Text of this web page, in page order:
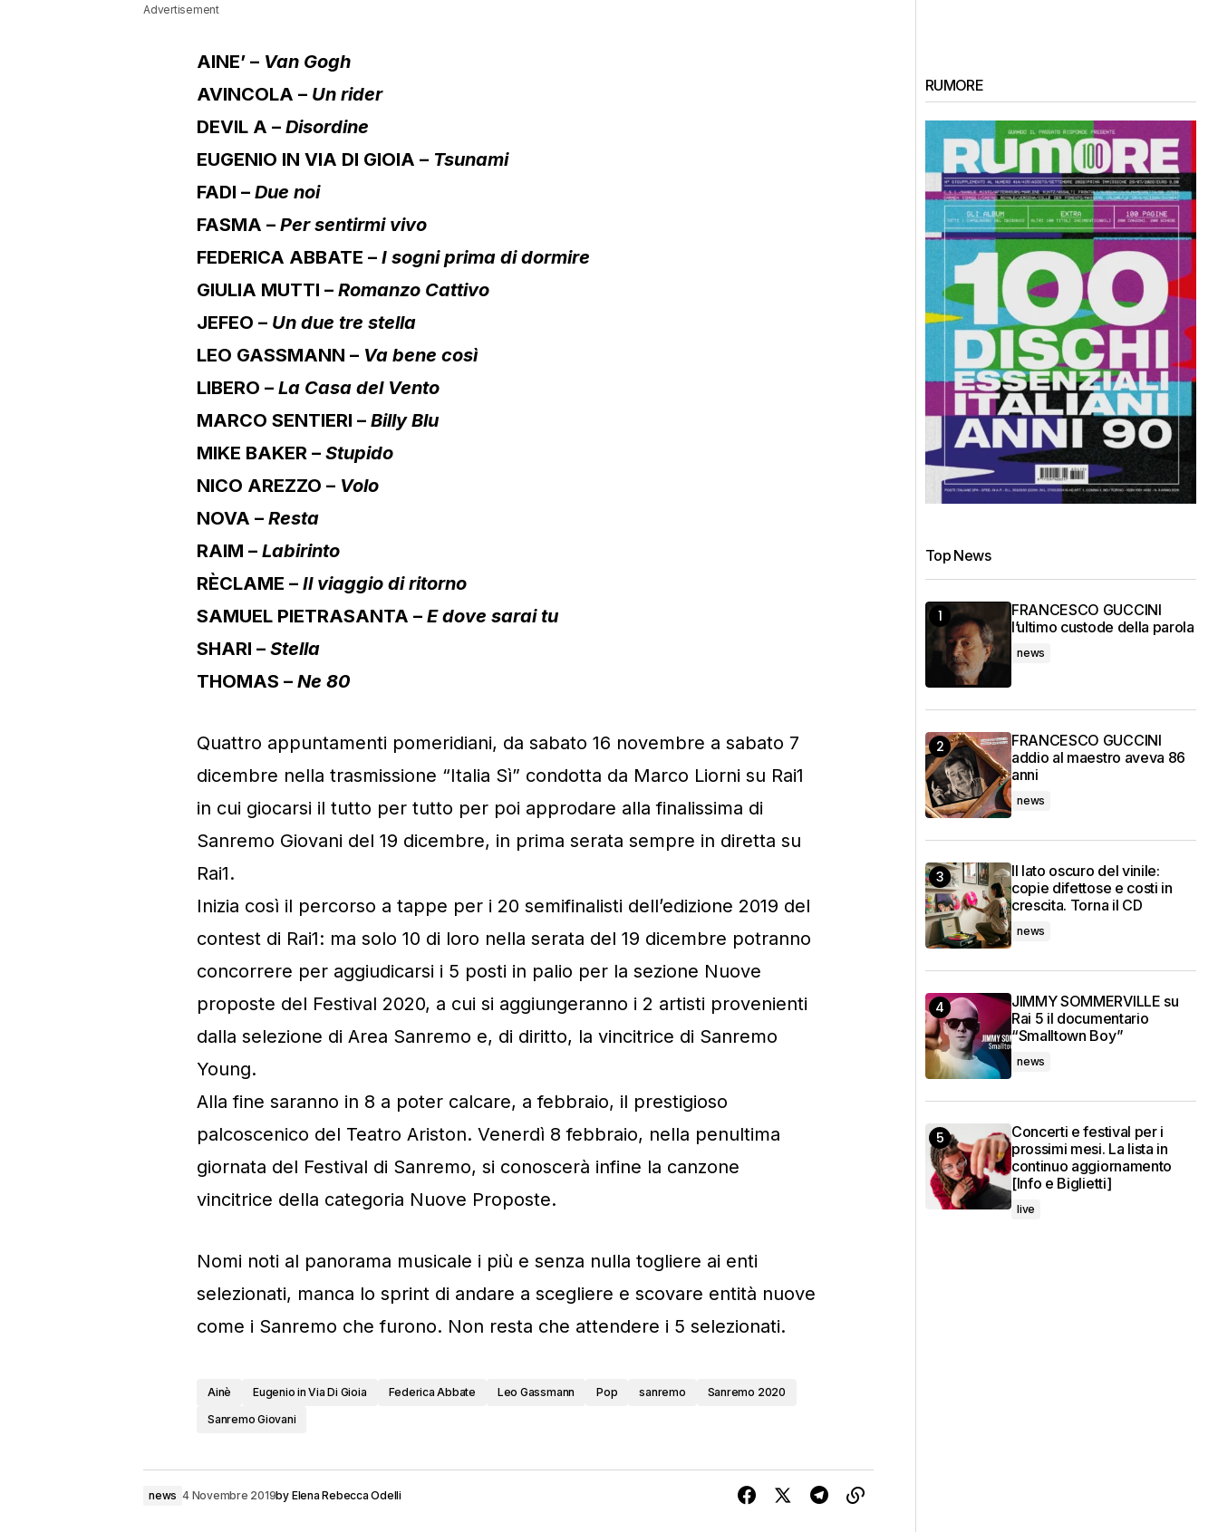
Advertisement
AINE’ – Van Gogh
AVINCOLA – Un rider
DEVIL A – Disordine
EUGENIO IN VIA DI GIOIA – Tsunami
FADI – Due noi
FASMA – Per sentirmi vivo
FEDERICA ABBATE – I sogni prima di dormire
GIULIA MUTTI – Romanzo Cattivo
JEFEO – Un due tre stella
LEO GASSMANN – Va bene così
LIBERO – La Casa del Vento
MARCO SENTIERI – Billy Blu
MIKE BAKER – Stupido
NICO AREZZO – Volo
NOVA – Resta
RAIM – Labirinto
RÈCLAME – Il viaggio di ritorno
SAMUEL PIETRASANTA – E dove sarai tu
SHARI – Stella
THOMAS – Ne 80
Quattro appuntamenti pomeridiani, da sabato 16 novembre a sabato 7
dicembre nella trasmissione “Italia Sì” condotta da Marco Liorni su Rai1
in cui giocarsi il tutto per tutto per poi approdare alla finalissima di
Sanremo Giovani del 19 dicembre, in prima serata sempre in diretta su
Rai1.
Inizia così il percorso a tappe per i 20 semifinalisti dell’edizione 2019 del
contest di Rai1: ma solo 10 di loro nella serata del 19 dicembre potranno
concorrere per aggiudicarsi i 5 posti in palio per la sezione Nuove
proposte del Festival 2020, a cui si aggiungeranno i 2 artisti provenienti
dalla selezione di Area Sanremo e, di diritto, la vincitrice di Sanremo
Young.
Alla fine saranno in 8 a poter calcare, a febbraio, il prestigioso
palcoscenico del Teatro Ariston. Venerdì 8 febbraio, nella penultima
giornata del Festival di Sanremo, si conoscerà infine la canzone
vincitrice della categoria Nuove Proposte.
Nomi noti al panorama musicale i più e senza nulla togliere ai enti
selezionati, manca lo sprint di andare a scegliere e scovare entità nuove
come i Sanremo che furono. Non resta che attendere i 5 selezionati.
Ainè Eugenio in Via Di Gioia Federica Abbate Leo Gassmann Pop sanremo
Sanremo 2020
Sanremo Giovani
news 4 Novembre 2019by Elena Rebecca Odelli
RUMORE
Top News
FRANCESCO GUCCINI
l’ultimo custode della parola
news
FRANCESCO GUCCINI
addio al maestro aveva 86
anni
news
Il lato oscuro del vinile:
copie difettose e costi in
crescita. Torna il CD
news
JIMMY SOMMERVILLE su
Rai 5 il documentario
“Smalltown Boy”
news
Concerti e festival per i
prossimi mesi. La lista in
continuo aggiornamento
[Info e Biglietti]
live